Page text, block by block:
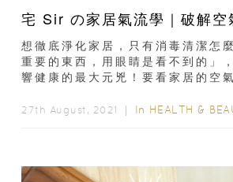
宅 Sir の家居氣流學｜破解空
想徹底淨化家居，只有消毒清潔怎
重要的東西，用眼睛是看不到的」
響健康的最大元兇！要看家居的空
27th August, 2021 ｜ In HEALTH &